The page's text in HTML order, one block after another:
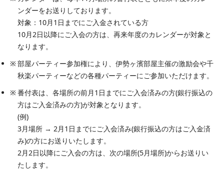
ンダーをお送りしております。
対象：10月1日までにご入金されている方
10月2日以降にご入会の方は、再来年度のカレンダーが対象と
なります。
部屋パーティー参加権により、伊勢ヶ濱部屋主催の激励会や千
秋楽パーティーなどの各種パーティーにご参加いただけます。
番付表は、各場所の前月1日までにご入会済みの方(銀行振込の
方はご入金済みの方)が対象となります。
(例)
3月場所 → 2月1日までにご入会済み(銀行振込の方はご入金済
み)の方にお送りいたします。
2月2日以降にご入会の方は、次の場所(5月場所)からお送りい
たします。